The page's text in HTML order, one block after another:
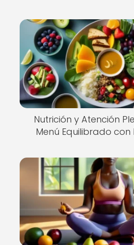
Nutrición y Atención
Menú Equilibrado con